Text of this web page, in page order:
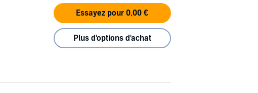
Essayez pour 0,00 €
Plus d'options d'achat